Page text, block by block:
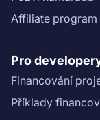
Affiliate program
Pro
Financování
Příklady